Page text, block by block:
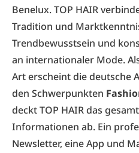
Benelux. TOP HAIR
Tradition und
Trendbewusstsein und
an internationaler Mode.
Art erscheint die deutsche
den Schwerpunkten
deckt TOP HAIR das
Informationen ab. Ein
Newsletter, eine App und